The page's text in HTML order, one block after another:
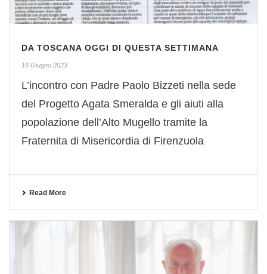
DA TOSCANA OGGI DI QUESTA SETTIMANA
16 Giugno 2023
L’incontro con Padre Paolo Bizzeti nella sede
del Progetto Agata Smeralda e gli aiuti alla
popolazione dell’Alto Mugello tramite la
Fraternita di Misericordia di Firenzuola
Read More